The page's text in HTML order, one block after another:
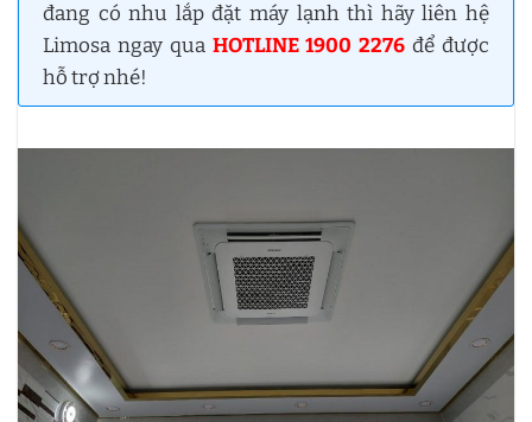
đang có nhu lắp đặt máy lạnh thì hãy liên hệ
Limosa ngay qua HOTLINE 1900 2276 để được
hỗ trợ nhé!